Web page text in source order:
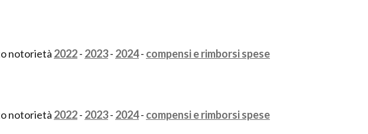
notorietà 2022- 2023- 2024- compensi e rimborsi spese
notorietà 2022- 2023- 2024- compensi e rimborsi spese